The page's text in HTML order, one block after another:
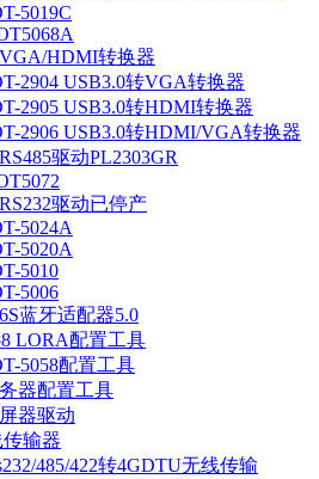
5019C
HDMI转换器
2904 USB3.0转VGA转换器
2905 USB3.0转HDMI转换器
2906 USB3.0转HDMI/VGA转换器
驱动PL2303GR
驱动已停产
5024A
5020A
5010
5006
蓝牙适配器5.0
LORA配置工具
5058配置工具
器配置工具
器驱动
输器
485/422转4GDTU无线传输